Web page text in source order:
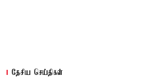
தேசிய செய்திகள்